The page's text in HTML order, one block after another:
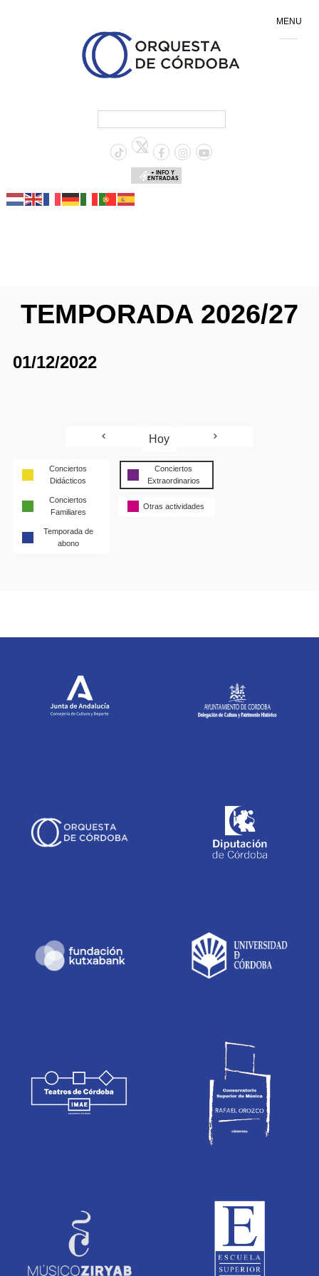
+ INFO Y
ENTRADAS
TEMPORADA 2026/27
01/12/2022
Hoy
Conciertos
Didácticos
Conciertos
Extraordinarios
Conciertos
Familiares
Otras actividades
Temporada de
abono
MENU